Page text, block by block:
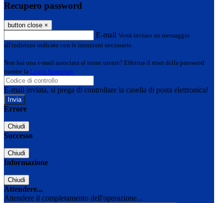
Recupero password
button close ×
E-mail Verrà inviato un messaggio
all'indirizzo indicato con le istruzioni necessarie.
Non hai una e-mail associata al nome utente? Effettua il reset della password
tramite la Login Spaggiari
E-mail inviata, si prega di controllare la casella di posta elettronica!
Errore
Chiudi
Successo
Chiudi
Informazione
Chiudi
Attendere...
Attendere il completamento dell'operazione...